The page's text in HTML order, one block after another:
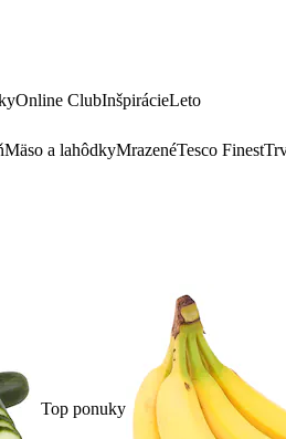
Online ClubInšpirácieLeto
Mäso a lahôdkyMrazenéTesco Finest
Top ponuky